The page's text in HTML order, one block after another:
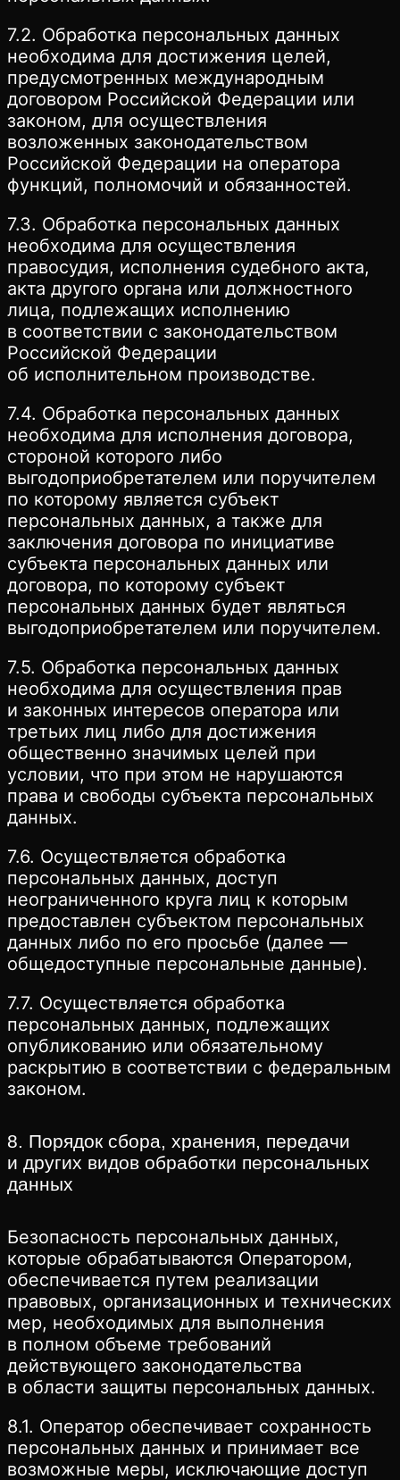
7.2. Обработка персональных данных
необходима для достижения целей,
предусмотренных международным
договором Российской Федерации или
законом, для осуществления
возложенных законодательством
Российской Федерации на оператора
функций, полномочий и обязанностей.
7.3. Обработка персональных данных
необходима для осуществления
правосудия, исполнения судебного акта,
акта другого органа или должностного
лица, подлежащих исполнению
в соответствии с законодательством
Российской Федерации
об исполнительном производстве.
7.4. Обработка персональных данных
необходима для исполнения договора,
стороной которого либо
выгодоприобретателем или поручителем
по которому является субъект
персональных данных, а также для
заключения договора по инициативе
субъекта персональных данных или
договора, по которому субъект
персональных данных будет являться
выгодоприобретателем или поручителем.
7.5. Обработка персональных данных
необходима для осуществления прав
и законных интересов оператора или
третьих лиц либо для достижения
общественно значимых целей при
условии, что при этом не нарушаются
права и свободы субъекта персональных
данных.
7.6. Осуществляется обработка
персональных данных, доступ
неограниченного круга лиц к которым
предоставлен субъектом персональных
данных либо по его просьбе (далее —
общедоступные персональные данные).
7.7. Осуществляется обработка
персональных данных, подлежащих
опубликованию или обязательному
раскрытию в соответствии с федеральным
законом.
8. Порядок сбора, хранения, передачи
и других видов обработки персональных
данных
Безопасность персональных данных,
которые обрабатываются Оператором,
обеспечивается путем реализации
правовых, организационных и технических
мер, необходимых для выполнения
в полном объеме требований
действующего законодательства
в области защиты персональных данных.
8.1. Оператор обеспечивает сохранность
персональных данных и принимает все
возможные меры, исключающие доступ